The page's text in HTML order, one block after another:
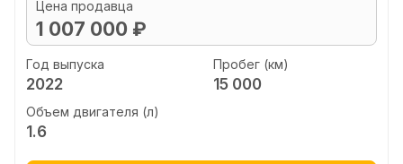
Цена продавца
1 007 000 ₽
Год выпуска
2022
Пробег (км)
15 000
Объем двигателя (л)
1.6